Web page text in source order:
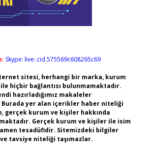
Skype: live:.cid.575569c608265c69
sitesi, herhangi bir marka, kurum
hiçbir bağlantısı bulunmamaktadır.
hazırladığımız makaleler
Burada yer alan içerikler haber niteliği
gerçek kurum ve kişiler hakkında
Gerçek kurum ve kişiler ile isim
tesadüfidir. Sitemizdeki bilgiler
tavsiye niteliği taşımazlar.